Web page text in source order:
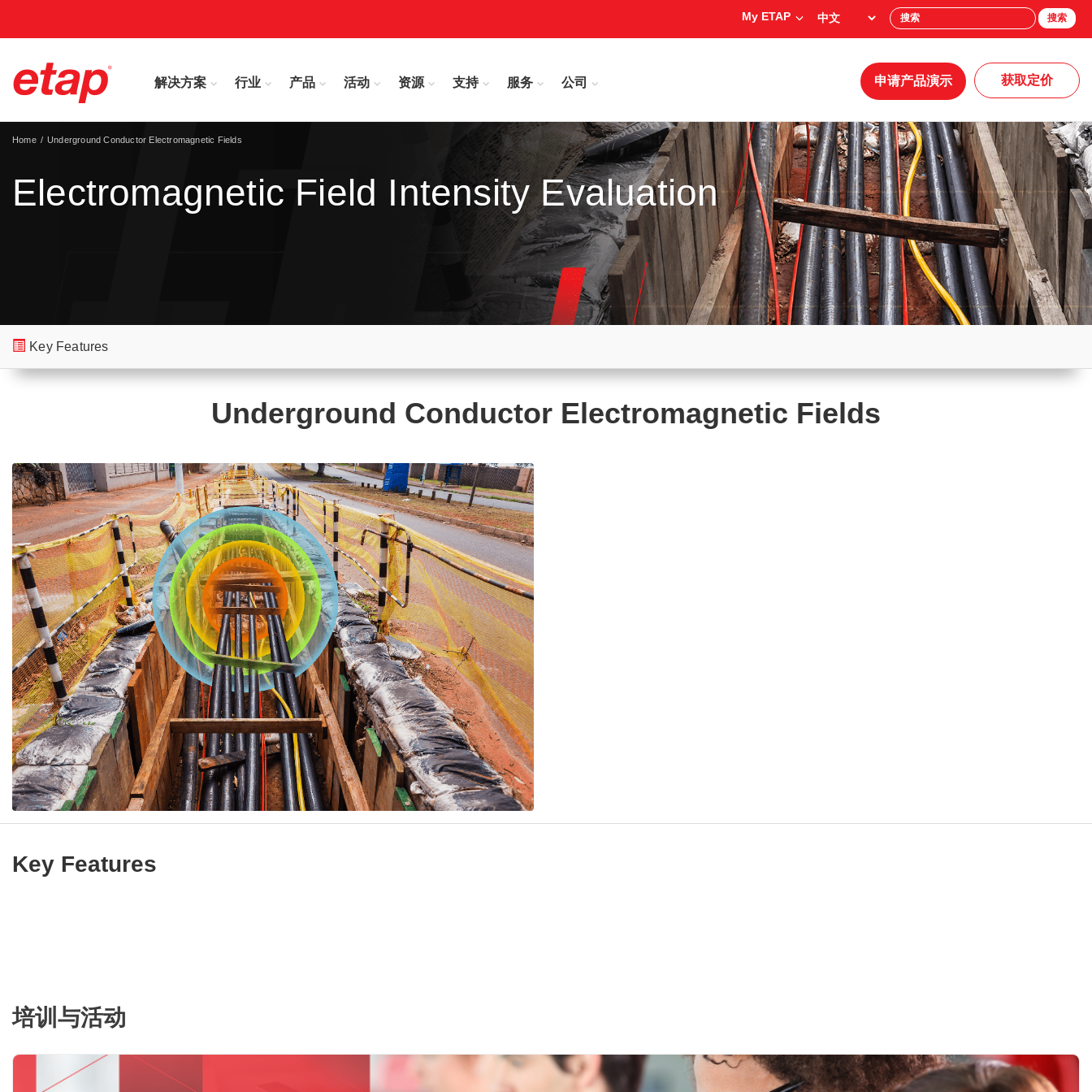
My ETAP 搜索
解决方案 行业 产品 活动 资源 支持 服务 公司 申请产品演示 获取定价
Electromagnetic Field Intensity Evaluation
Home Underground Conductor Electromagnetic Fields
Key Features
Underground Conductor Electromagnetic Fields
Key Features
培训与活动